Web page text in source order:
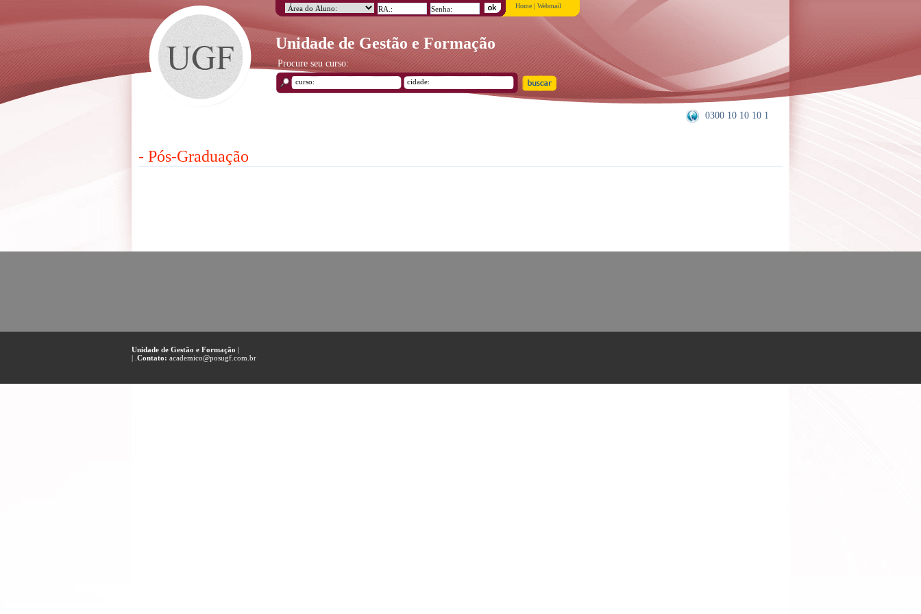
Unidade de Gestão e Formação
Home | Webmail
Procure seu curso:
0300 10 10 10 1
- Pós-Graduação
Unidade de Gestão e Formação |
| . Contato: academico@posugf.com.br